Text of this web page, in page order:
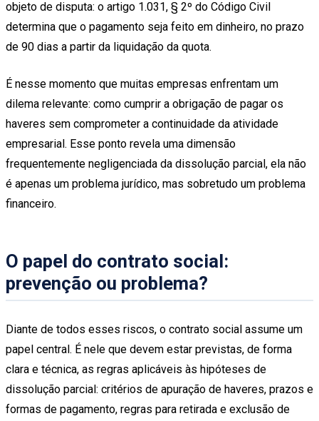
objeto de disputa: o artigo 1.031, § 2º do Código Civil
determina que o pagamento seja feito em dinheiro, no prazo
de 90 dias a partir da liquidação da quota.
É nesse momento que muitas empresas enfrentam um
dilema relevante: como cumprir a obrigação de pagar os
haveres sem comprometer a continuidade da atividade
empresarial. Esse ponto revela uma dimensão
frequentemente negligenciada da dissolução parcial, ela não
é apenas um problema jurídico, mas sobretudo um problema
financeiro.
O papel do contrato social:
prevenção ou problema?
Diante de todos esses riscos, o contrato social assume um
papel central. É nele que devem estar previstas, de forma
clara e técnica, as regras aplicáveis às hipóteses de
dissolução parcial: critérios de apuração de haveres, prazos e
formas de pagamento, regras para retirada e exclusão de